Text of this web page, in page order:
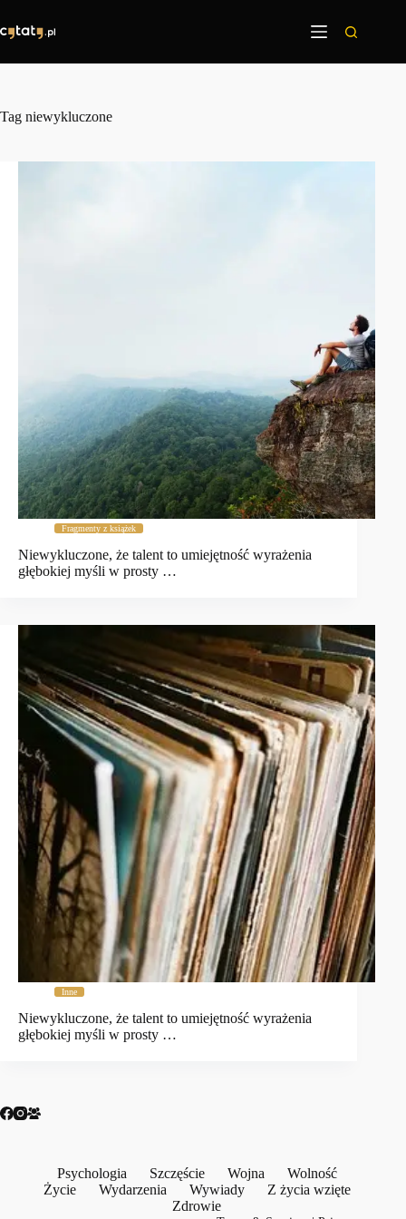
treści
Tag niewykluczone
Fragmenty z książek
Niewykluczone, że talent to umiejętność wyrażenia
głębokiej myśli w prosty …
Inne
Niewykluczone, że talent to umiejętność wyrażenia
głębokiej myśli w prosty …
Psychologia Szczęście Wojna
Wolność
Życie
Wydarzenia Wywiady
Z życia wzięte
Zdrowie